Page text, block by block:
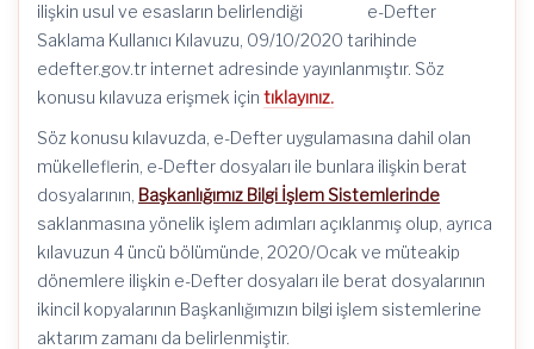
ilişkin usul ve esasların belirlendiği e-Defter
Saklama Kullanıcı Kılavuzu, 09/10/2020 tarihinde
edefter.gov.tr internet adresinde yayınlanmıştır. Söz
konusu kılavuza erişmek için tıklayınız.
Söz konusu kılavuzda, e-Defter uygulamasına dahil olan
mükelleflerin, e-Defter dosyaları ile bunlara ilişkin berat
dosyalarının, Başkanlığımız Bilgi İşlem Sistemlerinde
saklanmasına yönelik işlem adımları açıklanmış olup, ayrıca
kılavuzun 4 üncü bölümünde, 2020/Ocak ve müteakip
dönemlere ilişkin e-Defter dosyaları ile berat dosyalarının
ikincil kopyalarının Başkanlığımızın bilgi işlem sistemlerine
aktarım zamanı da belirlenmiştir.